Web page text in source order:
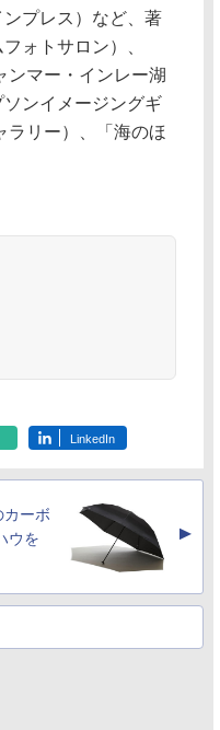
プレス）など、著
ォトサロン）、
ンマー・インレー湖
ンイメージングギ
ラリー）、「海のほ
LinkedIn
ーボ
ウを
▲